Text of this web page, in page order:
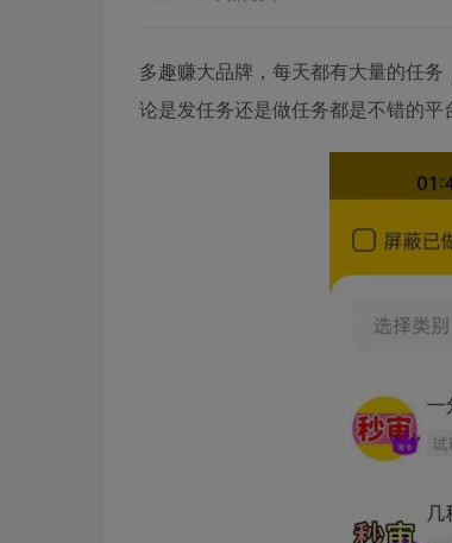
多趣赚大品牌，每天都有大量的任
论是发任务还是做任务都是不错的平